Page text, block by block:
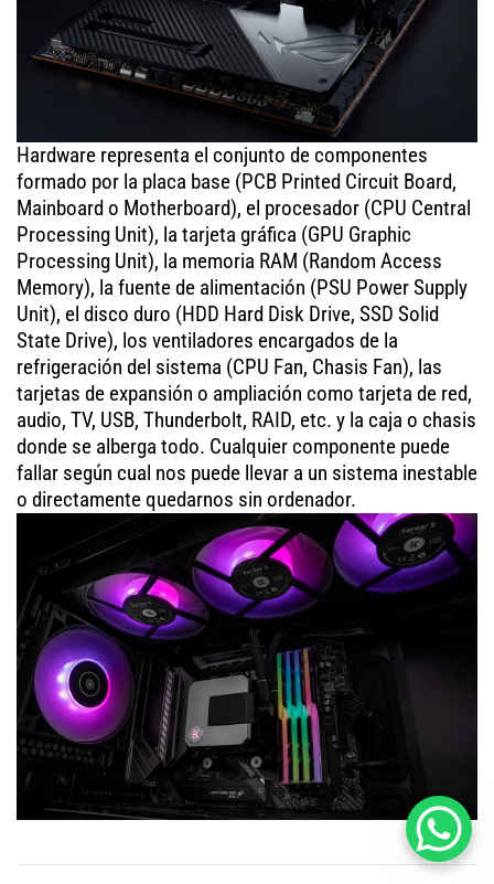
Hardware representa el conjunto de componentes
formado por la placa base (PCB Printed Circuit Board,
Mainboard o Motherboard), el procesador (CPU Central
Processing Unit), la tarjeta gráfica (GPU Graphic
Processing Unit), la memoria RAM (Random Access
Memory), la fuente de alimentación (PSU Power Supply
Unit), el disco duro (HDD Hard Disk Drive, SSD Solid
State Drive), los ventiladores encargados de la
refrigeración del sistema (CPU Fan, Chasis Fan), las
tarjetas de expansión o ampliación como tarjeta de red,
audio, TV, USB, Thunderbolt, RAID, etc. y la caja o chasis
donde se alberga todo. Cualquier componente puede
fallar según cual nos puede llevar a un sistema inestable
o directamente quedarnos sin ordenador.